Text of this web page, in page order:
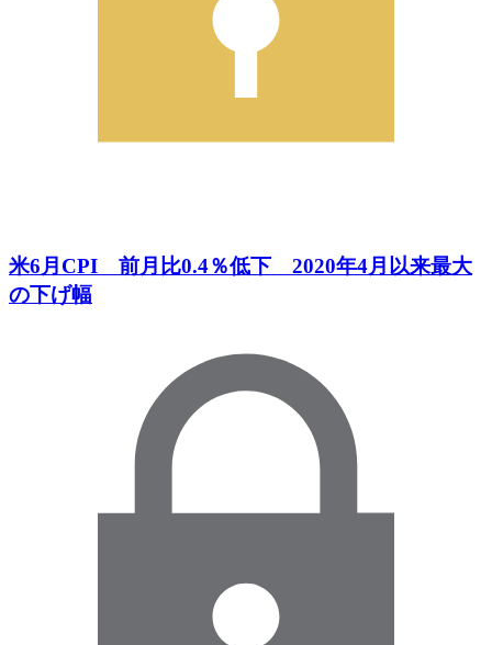
米6月CPI 前月比0.4％低下 2020年4月以来最大
の下げ幅